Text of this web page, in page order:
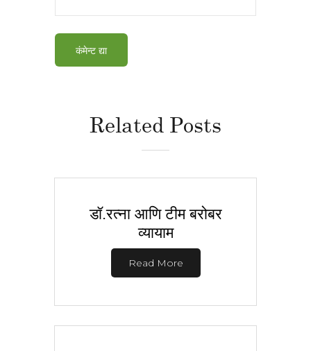
Related Posts
डॉ.रत्ना आणि टीम बरोबर
व्यायाम
Read More